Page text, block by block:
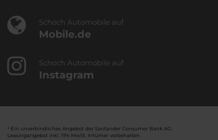
Schoch Automobile auf
Mobile.de
Schoch Automobile auf
Instagram
¹ Ein unverbindliches Angebot der Santander Consumer Bank AG.
Leasingangebot inkl. 19% MwSt. Irrtümer vorbehalten.